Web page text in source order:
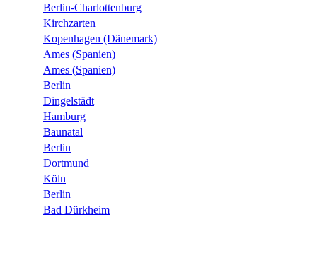
Berlin-Charlottenburg
Kirchzarten
Kopenhagen (Dänemark)
Ames (Spanien)
Ames (Spanien)
Berlin
Dingelstädt
Hamburg
Baunatal
Berlin
Dortmund
Köln
Berlin
Bad Dürkheim